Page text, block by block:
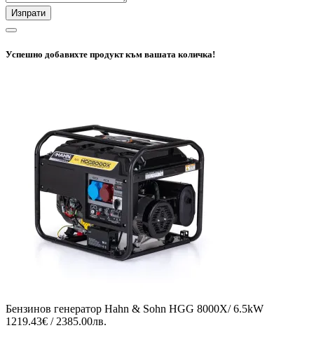
Изпрати
Успешно добавихте продукт към вашата количка!
Бензинов генератор Hahn & Sohn HGG 8000X/ 6.5kW
1219.43€ / 2385.00лв.